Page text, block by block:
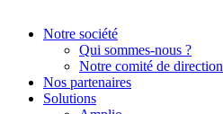
Notre société
Qui sommes-nous ?
Notre comité de direction
Nos partenaires
Solutions